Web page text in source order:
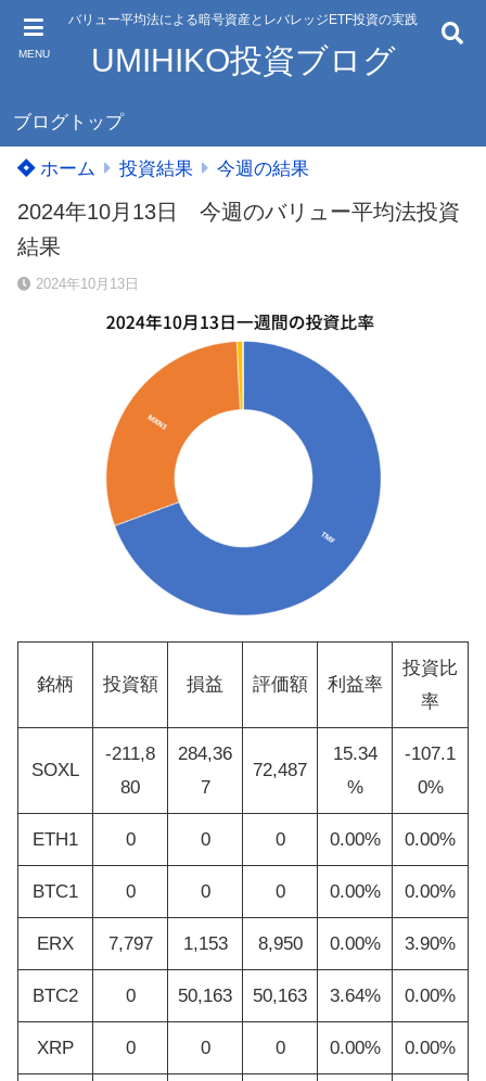
MENU
バリュー平均法による暗号資産とレバレッジETF投資の実践
UMIHIKO投資ブログ
ブログトップ
ホーム 投資結果 今週の結果
2024年10月13日 今週のバリュー平均法投資
結果
2024年10月13日
銘柄 投資額 損益 評価額 利益率
投資比
率
SOXL
-211,8
80
284,36
7
72,487
15.34
%
-107.1
0%
ETH1 0 0 0 0.00% 0.00%
BTC1 0 0 0 0.00% 0.00%
ERX 7,797 1,153 8,950 0.00% 3.90%
BTC2 0 50,163 50,163 3.64% 0.00%
XRP 0 0 0 0.00% 0.00%